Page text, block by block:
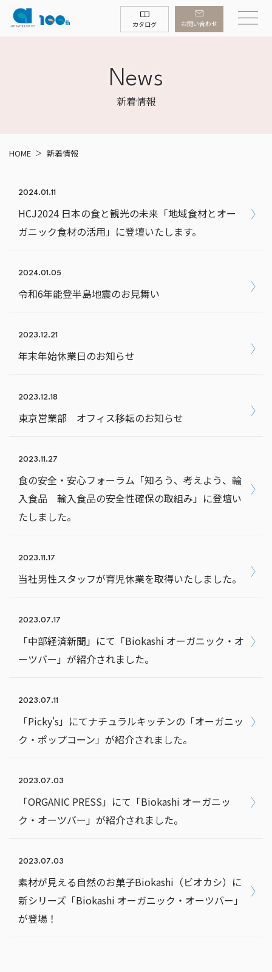
カタログ お問い合わせ
News
新着情報
HOME 新着情報
2024.01.11
HCJ2024 日本の食と観光の未来「地域食材とオー
ガニック食材の活用」に登壇いたします。
2024.01.05
令和6年能登半島地震のお見舞い
2023.12.21
年末年始休業日のお知らせ
2023.12.18
東京営業部 オフィス移転のお知らせ
2023.11.27
食の安全・安心フォーラム「知ろう、考えよう、輸
入食品 輸入食品の安全性確保の取組み」に登壇い
たしました。
2023.11.17
当社男性スタッフが育児休業を取得いたしました。
2023.07.17
「中部経済新聞」にて「Biokashi オーガニック・オ
ーツバー」が紹介されました。
2023.07.11
「Picky's」にてナチュラルキッチンの「オーガニッ
ク・ポップコーン」が紹介されました。
2023.07.03
「ORGANIC PRESS」にて「Biokashi オーガニッ
ク・オーツバー」が紹介されました。
2023.07.03
素材が⾒える⾃然のお菓⼦Biokashi（ビオカシ）に
新シリーズ「Biokashi オーガニック・オーツバー」
が登場！